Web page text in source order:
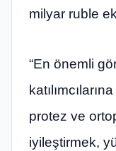
milyar ruble
“En önemli
protez ve
iyileştirmek,